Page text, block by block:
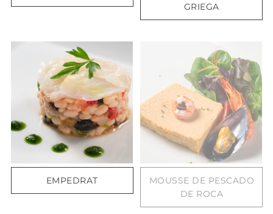
GRIEGA
EMPEDRAT
MOUSSE DE PESCADO
DE ROCA